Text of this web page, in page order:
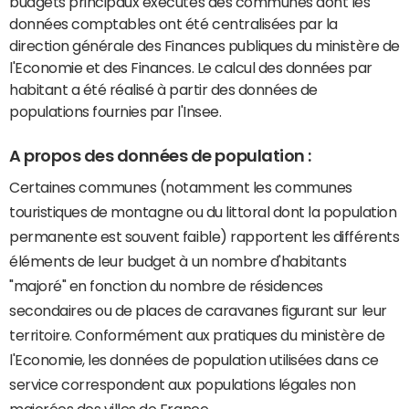
données comptables ont été centralisées par la
direction générale des Finances publiques du ministère de
l'Economie et des Finances. Le calcul des données par
habitant a été réalisé à partir des données de
populations fournies par l'Insee.
A propos des données de population :
Certaines communes (notamment les communes
touristiques de montagne ou du littoral dont la population
permanente est souvent faible) rapportent les différents
éléments de leur budget à un nombre d'habitants
"majoré" en fonction du nombre de résidences
secondaires ou de places de caravanes figurant sur leur
territoire. Conformément aux pratiques du ministère de
l'Economie, les données de population utilisées dans ce
service correspondent aux populations légales non